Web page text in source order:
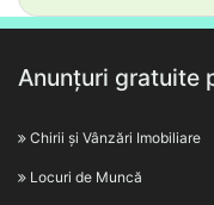
Anunțuri gratuite
Chirii și Vânzări Imobiliare
Locuri de Muncă